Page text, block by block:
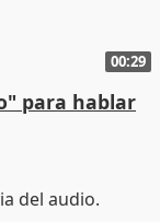
00:29
para hablar